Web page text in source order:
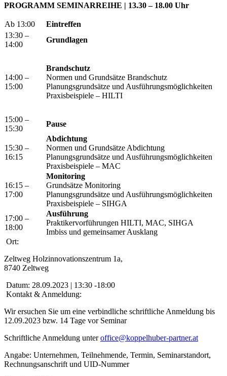
PROGRAMM SEMINARREIHE | 13.30 – 18.00 Uhr
Ab 13:00
Eintreffen
13:30 –
14:00
Grundlagen
14:00 –
15:00
Brandschutz
Normen und Grundsätze Brandschutz
Planungsgrundsätze und Ausführungsmöglichkeiten
Praxisbeispiele – HILTI
15:00 –
15:30
Pause
15:30 –
16:15
Abdichtung
Normen und Grundsätze Abdichtung
Planungsgrundsätze und Ausführungsmöglichkeiten
Praxisbeispiele – MAC
16:15 –
17:00
Monitoring
Grundsätze Monitoring
Planungsgrundsätze und Ausführungsmöglichkeiten
Praxisbeispiele – SIHGA
17:00 –
18:00
Ausführung
Praktikervorführungen HILTI, MAC, SIHGA
Imbiss und gemeinsamer Ausklang
Ort:
Zeltweg Holzinnovationszentrum 1a,
8740 Zeltweg
Datum: 28.09.2023 | 13:30 -18:00
Kontakt & Anmeldung:
Wir ersuchen Sie um eine verbindliche schriftliche Anmeldung bis
12.09.2023 bzw. 14 Tage vor Seminar
Schriftliche Anmeldung unteroffice@koppelhuber-partner.at
Angabe: Unternehmen, Teilnehmende, Termin, Seminarstandort,
Rechnungsanschrift und UID-Nummer